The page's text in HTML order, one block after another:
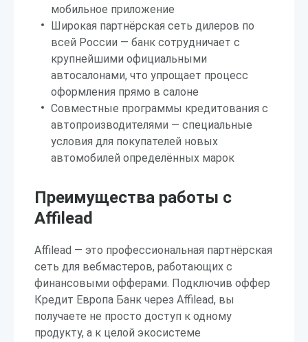
мобильное приложение
Широкая партнёрская сеть дилеров по
всей России — банк сотрудничает с
крупнейшими официальными
автосалонами, что упрощает процесс
оформления прямо в салоне
Совместные программы кредитования с
автопроизводителями — специальные
условия для покупателей новых
автомобилей определённых марок
Преимущества работы с
Affilead
Affilead — это профессиональная партнёрская
сеть для вебмастеров, работающих с
финансовыми офферами. Подключив оффер
Кредит Европа Банк через Affilead, вы
получаете не просто доступ к одному
продукту, а к целой экосистеме